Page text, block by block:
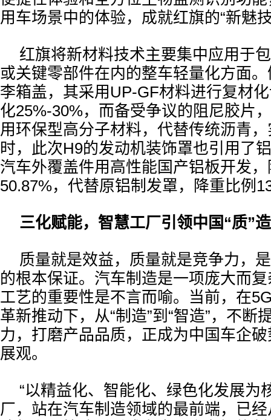
用车场景中的体验，成就红旗的“新魅
红旗将新材料技术主要集中应用于
或关键零部件在内的整车轻量化方面
李箱盖，其采用UP-GF材料进行复材
化25%-30%，而备受争议的阻尼胶片
用环保型高分子材料，代替传统沥青
时，此次H9的发动机装饰罩也引用了
汽车外覆盖件用高性能国产铝板开发
50.87%，代替原铝制发罩，降重比例
三化赋能，智慧工厂引领中国“质”造
质量就是效益，质量就是竞争力，
的根本保证。汽车制造是一项庞大而
工艺的重要性是不言而喻。当前，在
革新推动下，从“制造”到“智造”，不断
力，打磨产品品质，正成为中国车企
展观。
“以精益化、智能化、绿色化发展为
厂，站在汽车制造领域的最前端，已